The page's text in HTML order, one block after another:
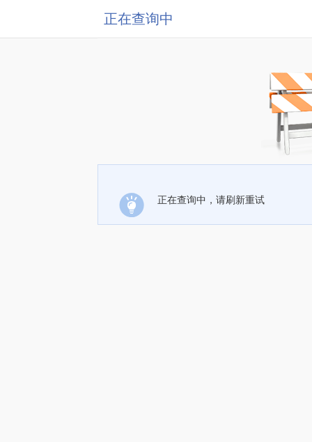
正在查询中
正在查询中，请刷新重试